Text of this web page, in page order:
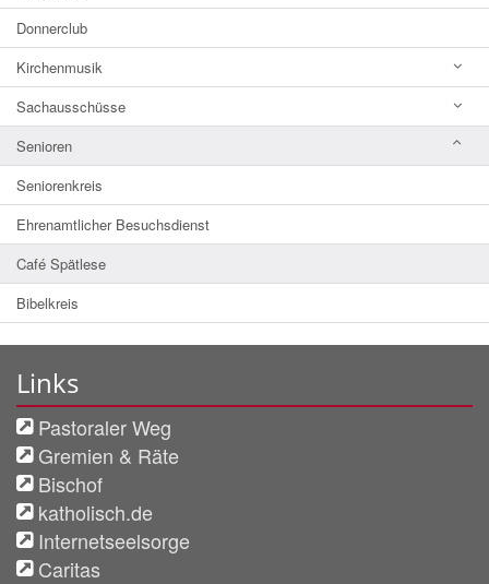
Donnerclub
Kirchenmusik
Sachausschüsse
Senioren
Seniorenkreis
Ehrenamtlicher Besuchsdienst
Café Spätlese
Bibelkreis
Links
Pastoraler Weg
Gremien & Räte
Bischof
katholisch.de
Internetseelsorge
Caritas